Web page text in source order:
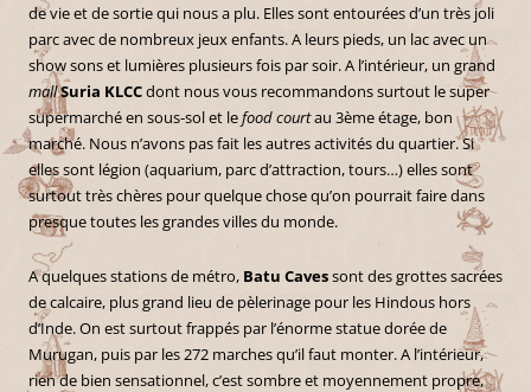
de vie et de sortie qui nous a plu. Elles sont entourées d’un très joli
parc avec de nombreux jeux enfants. A leurs pieds, un lac avec un
show sons et lumières plusieurs fois par soir. A l’intérieur, un grand
mallSuria KLCCdont nous vous recommandons surtout le super
supermarché en sous-sol et lefood courtau 3ème étage, bon
marché. Nous n’avons pas fait les autres activités du quartier. Si
elles sont légion (aquarium, parc d’attraction, tours…) elles sont
surtout très chères pour quelque chose qu’on pourrait faire dans
presque toutes les grandes villes du monde.
A quelques stations de métro, Batu Cavessont des grottes sacrées
de calcaire, plus grand lieu de pèlerinage pour les Hindous hors
d’Inde. On est surtout frappés par l’énorme statue dorée de
Murugan, puis par les 272 marches qu’il faut monter. A l’intérieur,
rien de bien sensationnel, c’est sombre et moyennement propre,